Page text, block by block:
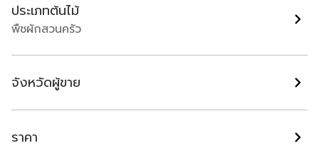
ประเภทต้นไม้
พืชผักสวนครัว
จังหวัดผู้ขาย
ราคา